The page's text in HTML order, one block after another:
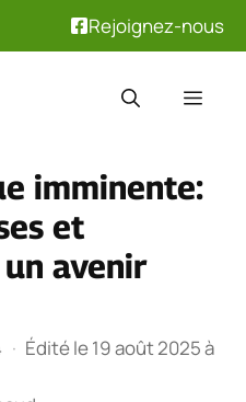
Rejoignez-nous
imminente:
et
avenir
· Édité le 19 août 2025 à